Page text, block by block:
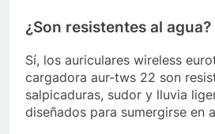
¿Son resistentes al agua?
Sí, los auriculares wireless
cargadora aur-tws 22 son
salpicaduras, sudor y lluvia
diseñados para sumergirse en